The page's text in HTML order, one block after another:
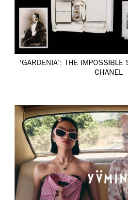
‘GARDÉNIA’: THE IMPOSSIBLE
CHANEL